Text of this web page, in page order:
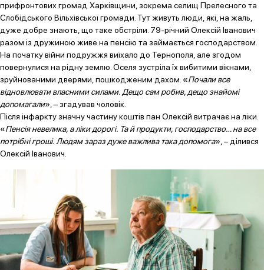
прифронтових громад Харківщини, зокрема селищ Прелесного та
Слобідського Вільхівської громади. Тут живуть люди, які, на жаль,
дуже добре знають, що таке обстріли. 79-річний Олексій Іванович
разом із дружиною живе на пенсію та займається господарством.
На початку війни подружжя виїхало до Тернополя, але згодом
повернулися на рідну землю. Оселя зустріла їх вибитими вікнами,
зруйнованими дверями, пошкодженим дахом. «Почали все
відновлювати власними силами. Дещо сам робив, дещо знайомі
допомагали», – згадував чоловік.
Після інфаркту значну частину коштів пан Олексій витрачає на ліки.
«Пенсія невелика, а ліки дорогі. Та й продукти, господарство… на все
потрібні гроші. Людям зараз дуже важлива така допомога», – ділився
Олексій Іванович.